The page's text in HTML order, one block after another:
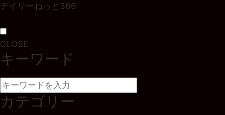
デイリーねっと366
CLOSE
キーワード
カテゴリー